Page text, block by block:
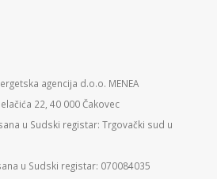
agencija d.o.o. MENEA
22, 40 000 Čakovec
u Sudski registar: Trgovački sud u
u Sudski registar: 070084035